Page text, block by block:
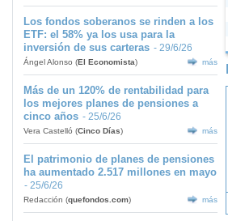
Los fondos soberanos se rinden a los
ETF: el 58% ya los usa para la
inversión de sus carteras - 29/6/26
Ángel Alonso (El Economista) más
Más de un 120% de rentabilidad para
los mejores planes de pensiones a
cinco años - 25/6/26
Vera Castelló (Cinco Días) más
El patrimonio de planes de pensiones
ha aumentado 2.517 millones en mayo
- 25/6/26
Redacción (quefondos.com) más